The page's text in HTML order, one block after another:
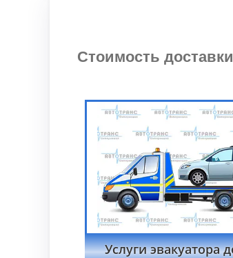
Стоимость
Услуги эвакуатора